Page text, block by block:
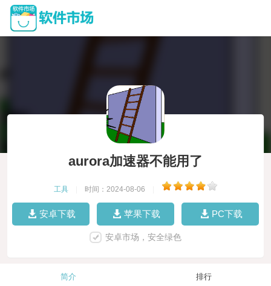
aurora加速器不能用了
工具 时间：2024-08-06
安卓下载 苹果下载 PC下载
安卓市场，安全绿色
简介 排行